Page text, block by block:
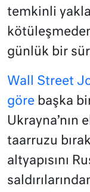
temkinli
günlük bir
Wall Street
göre başka
Ukrayna’nın
taarruzu
altyapısını